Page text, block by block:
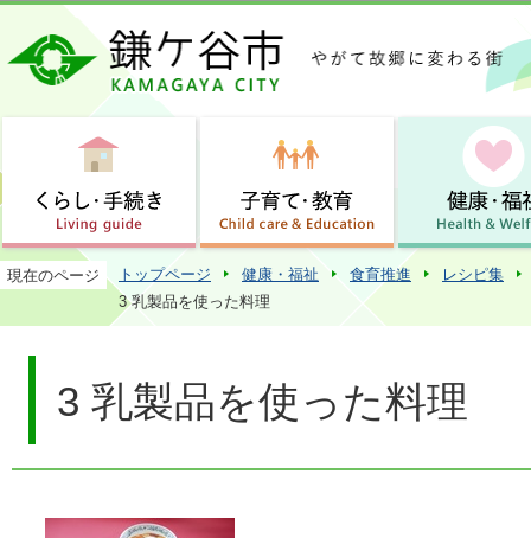
この
現在のページ トップページ 健康・福祉 食育推進
レシピ集
3 乳製品を使った料理
3 乳製品を使った料理